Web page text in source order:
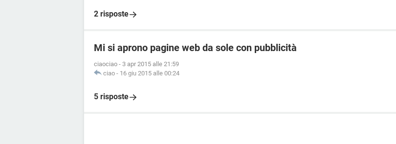
2 risposte
Mi si aprono pagine web da sole con pubblicità
ciaociao - 3 apr 2015 alle 21:59
ciao - 16 giu 2015 alle 00:24
5 risposte